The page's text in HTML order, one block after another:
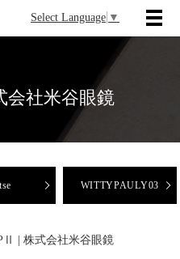
Select Language ▼
会社米谷眼鏡
WITTYPAULY03
| 株式会社米谷眼鏡